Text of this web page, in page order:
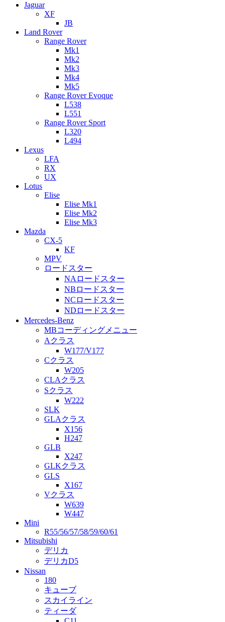
Jaguar
XF
JB
Land Rover
Range Rover
Mk1
Mk2
Mk3
Mk4
Mk5
Range Rover Evoque
L538
L551
Range Rover Sport
L320
L494
Lexus
LFA
RX
UX
Lotus
Elise
Elise Mk1
Elise Mk2
Elise Mk3
Mazda
CX-5
KF
MPV
ロードスター
NAロードスター
NBロードスター
NCロードスター
NDロードスター
Mercedes-Benz
MBコーディングメニュー
Aクラス
W177/V177
Cクラス
W205
CLAクラス
Sクラス
W222
SLK
GLAクラス
X156
H247
GLB
X247
GLKクラス
GLS
X167
Vクラス
W639
W447
Mini
R55/56/57/58/59/60/61
Mitsubishi
デリカ
デリカD5
Nissan
180
キューブ
スカイライン
ティーダ